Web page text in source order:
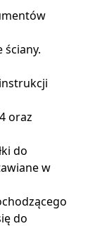
oraz
do
w
do